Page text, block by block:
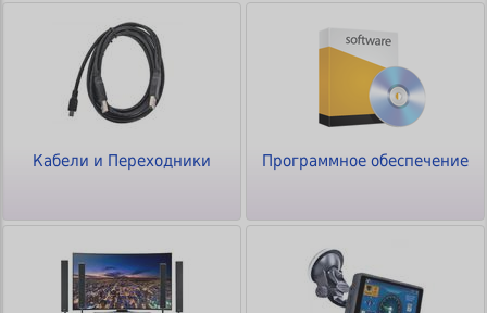
Кабели и Переходники Программное обеспечение